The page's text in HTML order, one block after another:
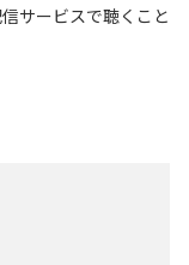
サービスで聴くこと